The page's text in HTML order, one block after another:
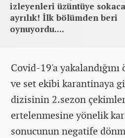
izleyenleri üzüntüye
ayrılık! İlk bölümden beri
oynuyordu....
Covid-19'a
ve set ekibi karantinaya
dizisinin 2.sezon
ertelenmesine yönelik
sonucunun negatife